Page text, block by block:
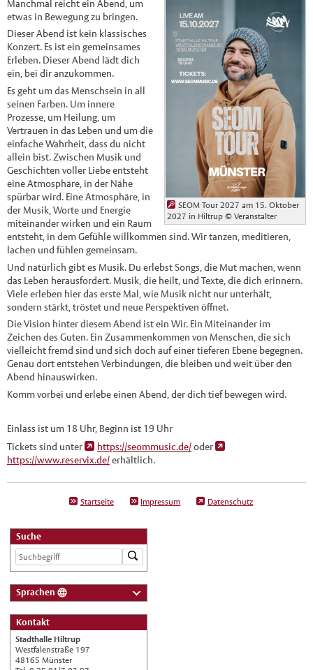
SEOM Tour 2027 am 15. Oktober
2027 in Hiltrup © Veranstalter
Manchmal reicht ein Abend, um
etwas in Bewegung zu bringen.
Dieser Abend ist kein klassisches
Konzert. Es ist ein gemeinsames
Erleben. Dieser Abend lädt dich
ein, bei dir anzukommen.
Es geht um das Menschsein in all
seinen Farben. Um innere
Prozesse, um Heilung, um
Vertrauen in das Leben und um die
einfache Wahrheit, dass du nicht
allein bist. Zwischen Musik und
Geschichten voller Liebe entsteht
eine Atmosphäre, in der Nähe
spürbar wird. Eine Atmosphäre, in
der Musik, Worte und Energie
miteinander wirken und ein Raum
entsteht, in dem Gefühle willkommen sind. Wir tanzen, meditieren,
lachen und fühlen gemeinsam.
Und natürlich gibt es Musik. Du erlebst Songs, die Mut machen, wenn
das Leben herausfordert. Musik, die heilt, und Texte, die dich erinnern.
Viele erleben hier das erste Mal, wie Musik nicht nur unterhält,
sondern stärkt, tröstet und neue Perspektiven öffnet.
Die Vision hinter diesem Abend ist ein Wir. Ein Miteinander im
Zeichen des Guten. Ein Zusammenkommen von Menschen, die sich
vielleicht fremd sind und sich doch auf einer tieferen Ebene begegnen.
Genau dort entstehen Verbindungen, die bleiben und weit über den
Abend hinauswirken.
Komm vorbei und erlebe einen Abend, der dich tief bewegen wird.
Einlass ist um 18 Uhr, Beginn ist 19 Uhr
Tickets sind unter
https://seommusic.de/oder
https://www.reservix.de/erhältlich.
Startseite Impressum Datenschutz
Suche
Sprachen
Nederlands
English
Kontakt
Stadthalle Hiltrup
Westfalenstraße 197
48165 Münster